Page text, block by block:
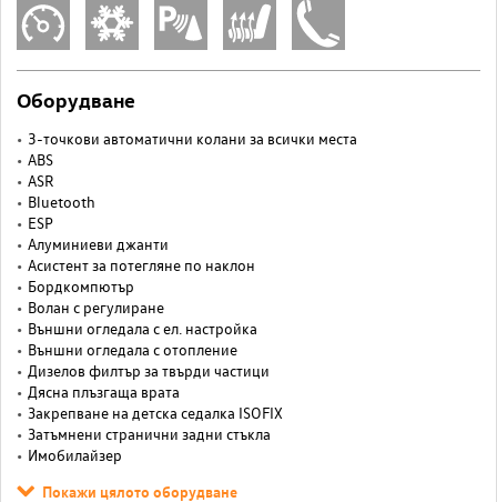
Оборудване
3-точкови автоматични колани за всички места
ABS
ASR
Bluetooth
ESP
Алуминиеви джанти
Асистент за потегляне по наклон
Бордкомпютър
Волан с регулиране
Външни огледала с ел. настройка
Външни огледала с отопление
Дизелов филтър за твърди частици
Дясна плъзгаща врата
Закрепване на детска седалка ISOFIX
Затъмнени странични задни стъкла
Имобилайзер
Покажи цялото оборудване